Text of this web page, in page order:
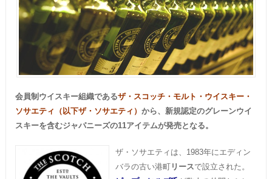
会員制ウイスキー組織であるザ・スコッチ・モルト・ウイスキー・
ソサエティ（以下ザ・ソサエティ） から、新規認定のグレーンウイ
スキーを含むジャパニーズの11アイテムが発売となる。
ザ・ソサエティは、1983年にエディン
バラの古い港町リースで設立された。